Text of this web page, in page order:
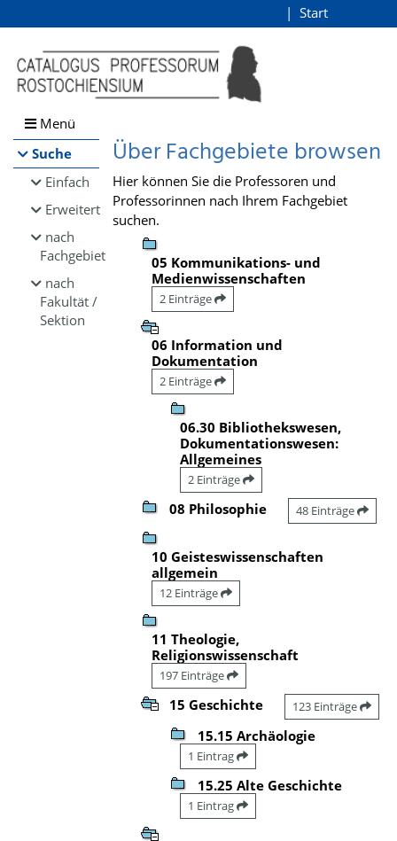
Browsen
direkt zum Inhalt
Start
Menü
Suche
Einfach
Erweitert
nach
Fachgebiet
nach
Fakultät /
Sektion
Über Fachgebiete browsen
Hier können Sie die Professoren und
Professorinnen nach Ihrem Fachgebiet
suchen.
05 Kommunikations- und
Medienwissenschaften
2 Einträge
06 Information und
Dokumentation
2 Einträge
06.30 Bibliothekswesen,
Dokumentationswesen:
Allgemeines
2 Einträge
08 Philosophie 48 Einträge
10 Geisteswissenschaften
allgemein
12 Einträge
11 Theologie,
Religionswissenschaft
197 Einträge
15 Geschichte 123 Einträge
15.15 Archäologie
1 Eintrag
15.25 Alte Geschichte
1 Eintrag